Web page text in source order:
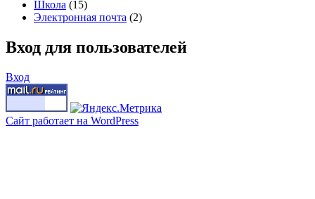
Школа (15)
Электронная почта (2)
Вход для пользователей
Вход
Сайт работает на WordPress